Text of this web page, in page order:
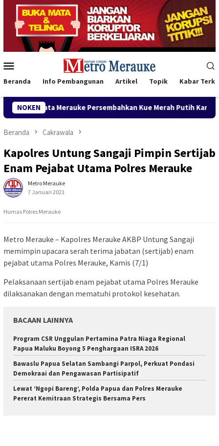
Loncat
konten
Mobile
Beranda Info Pembangunan Artikel Topik Kabar
NOKEN
Persembahkan Kue Merah Putih Karya Siswa untuk
Beranda Cakrawala
Kapolres Untung Sangaji Pimpin Sertijab
Enam Pejabat Utama Polres Merauke
Metro Merauke
7 Januari 2021
Humas Polres Merauke
Metro Merauke – Kapolres Merauke AKBP Untung Sangaji
memimpin upacara serah terima jabatan (sertijab) enam
pejabat utama Polres Merauke, Kamis (7/1)
Pelaksanaan sertijab enam pejabat utama Polres Merauke
dilaksanakan dengan mematuhi protokol kesehatan.
BACAAN LAINNYA
Program CSR Unggulan Pertamina Patra Niaga Regional
Papua Maluku Boyong 5 Penghargaan ISRA 2026
Bawaslu Papua Selatan Sambangi Parpol, Perkuat Pondasi
Demokraai dan Pengawasan Partisipatif
Lewat ‘Ngopi Bareng’, Polda Papua dan Polres Merauke
Pererat Kemitraan Strategis Bersama Pers